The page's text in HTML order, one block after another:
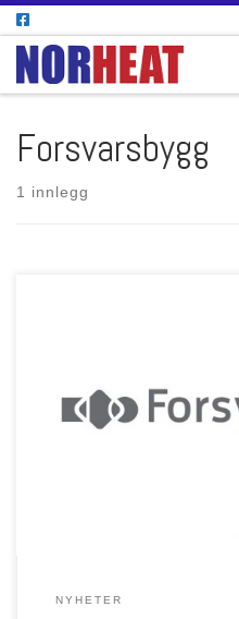
Skip to content
Forsvarsbygg
1 innlegg
NORHEAT har inngått WDO PRO
NORHEAT ser frem til videre
NYHETER